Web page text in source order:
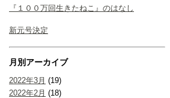
『１００万回生きたねこ』のはなし
新元号決定
月別アーカイブ
2022年3月 (19)
2022年2月 (18)